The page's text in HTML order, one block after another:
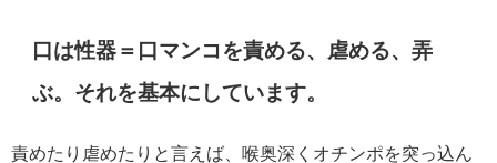
口は性器＝口マンコを責める、虐める、弄
ぶ。それを基本にしています。
責めたり虐めたりと言えば、喉奥深くオチンポを突っ込ん